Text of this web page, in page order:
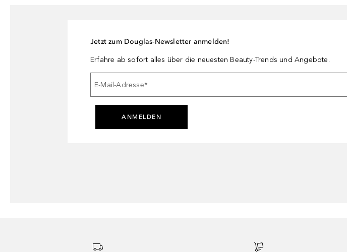
Jetzt zum Douglas-Newsletter anmelden!
Erfahre ab sofort alles über die neuesten Beauty-Trends und Angebote.
E-Mail-Adresse*
ANMELDEN